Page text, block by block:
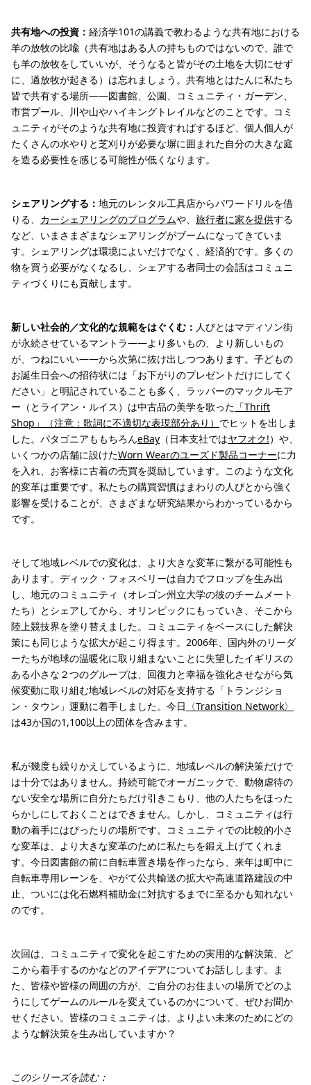
共有地への投資： 経済学101の講義で教わるような共有地における
羊の放牧の比喩（共有地はある人の持ちものではないので、誰で
も羊の放牧をしていいが、そうなると皆がその土地を大切にせず
に、過放牧が起きる）は忘れましょう。共有地とはたんに私たち
皆で共有する場所——図書館、公園、コミュニティ・ガーデン、
市営プール、川や山やハイキングトレイルなどのことです。コミ
ュニティがそのような共有地に投資すればするほど、個人個人が
たくさんの水やりと芝刈りが必要な塀に囲まれた自分の大きな庭
を造る必要性を感じる可能性が低くなります。
シェアリングする： 地元のレンタル工具店からパワードリルを借
りる、 カーシェアリングのプログラムや、 旅行者に家を提供する
など、いまさまざまなシェアリングがブームになってきていま
す。シェアリングは環境によいだけでなく、経済的です。多くの
物を買う必要がなくなるし、シェアする者同士の会話はコミュニ
ティづくりにも貢献します。
新しい社会的／文化的な規範をはぐくむ： 人びとはマディソン街
が永続させているマントラ――より多いもの、より新しいもの
が、つねにいい――から次第に抜け出しつつあります。子どもの
お誕生日会への招待状には「お下がりのプレゼントだけにしてく
ださい」と明記されていることも多く、ラッパーのマックルモア
ー（とライアン・ルイス）は中古品の美学を歌った 「Thrift
Shop」（注意：歌詞に不適切な表現部分あり） でヒットを出しま
した。パタゴニアももちろんeBay （日本支社ではヤフオク!）や、
いくつかの店舗に設けたWorn Wearのユーズド製品コーナーに力
を入れ、お客様に古着の売買を奨励しています。このような文化
的変革は重要です。私たちの購買習慣はまわりの人びとから強く
影響を受けることが、さまざまな研究結果からわかっているから
です。
そして地域レベルでの変化は、より大きな変革に繋がる可能性も
あります。ディック・フォスベリーは自力でフロップを生み出
し、地元のコミュニティ（オレゴン州立大学の彼のチームメート
たち）とシェアしてから、オリンピックにもっていき、そこから
陸上競技界を塗り替えました。コミュニティをベースにした解決
策にも同じような拡大が起こり得ます。2006年、国内外のリーダ
ーたちが地球の温暖化に取り組まないことに失望したイギリスの
ある小さな２つのグループは、回復力と幸福を強化させながら気
候変動に取り組む地域レベルの対応を支持する「トランジショ
ン・タウン」運動に着手しました。今日 〈Transition Network〉
は43か国の1,100以上の団体を含みます。
私が幾度も繰りかえしているように、地域レベルの解決策だけで
は十分ではありません。持続可能でオーガニックで、動物虐待の
ない安全な場所に自分たちだけ引きこもり、他の人たちをほった
らかしにしておくことはできません。しかし、コミュニティは行
動の着手にはぴったりの場所です。コミュニティでの比較的小さ
な変革は、より大きな変革のために私たちを鍛え上げてくれま
す。今日図書館の前に自転車置き場を作ったなら、来年は町中に
自転車専用レーンを、やがて公共輸送の拡大や高速道路建設の中
止、ついには化石燃料補助金に対抗するまでに至るかも知れない
のです。
次回は、コミュニティで変化を起こすための実用的な解決策、ど
こから着手するのかなどのアイデアについてお話しします。ま
た、皆様や皆様の周囲の方が、ご自分のお住まいの場所でどのよ
うにしてゲームのルールを変えているのかについて、ぜひお聞か
せください。皆様のコミュニティは、よりよい未来のためにどの
ような解決策を生み出していますか？
このシリーズを読む：